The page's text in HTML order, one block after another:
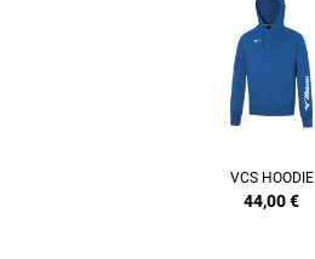
VCS HOODIE
44,00€